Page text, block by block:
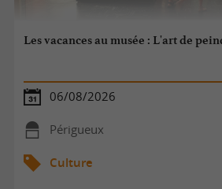
Les vacances au musée : L'art de
06/08/2026
Périgueux
Culture